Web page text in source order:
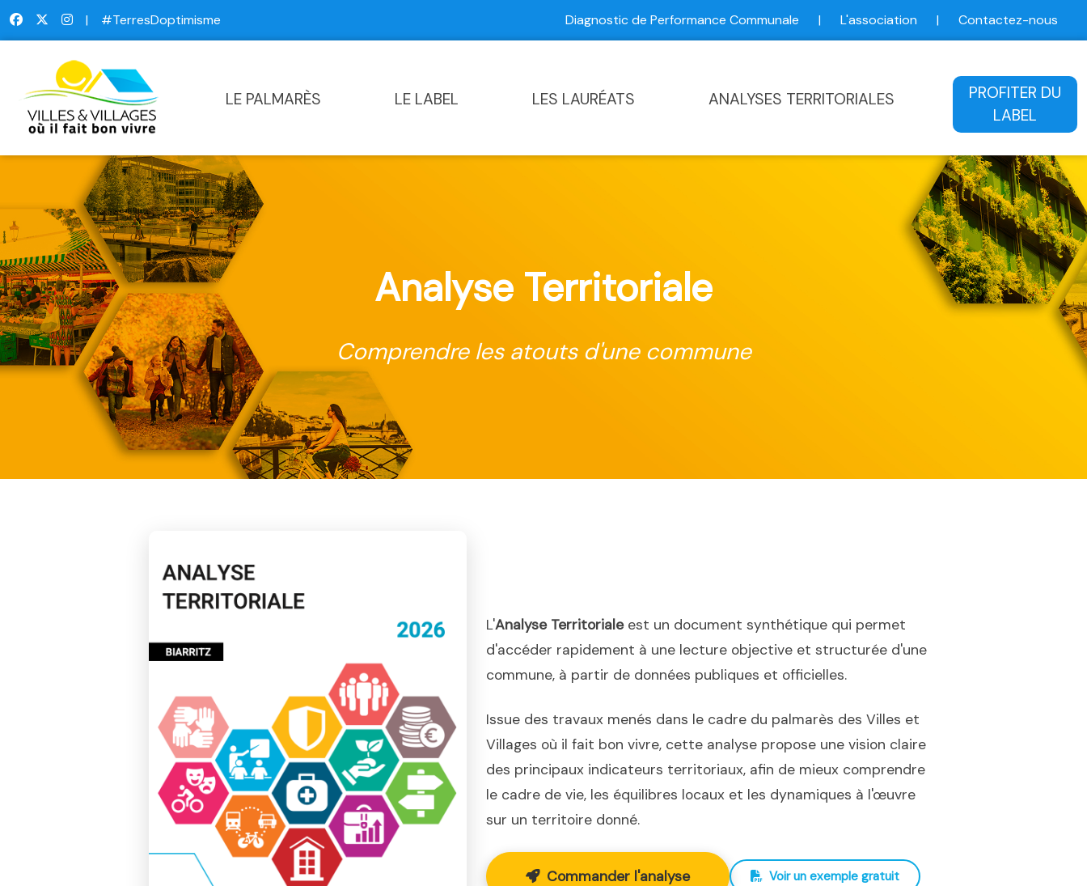
| #TerresDoptimisme Diagnostic de Performance Communale | L'association | Contactez-nous
LE PALMARÈS LE LABEL LES LAURÉATS ANALYSES TERRITORIALES
PROFITER DU
LABEL
Analyse Territoriale
Comprendre les atouts d'une commune
L'Analyse Territorialeest un document synthétique qui permet
d'accéder rapidement à une lecture objective et structurée d'une
commune, à partir de données publiques et officielles.
Issue des travaux menés dans le cadre du palmarès des Villes et
Villages où il fait bon vivre, cette analyse propose une vision claire
des principaux indicateurs territoriaux, afin de mieux comprendre
le cadre de vie, les équilibres locaux et les dynamiques à l'œuvre
sur un territoire donné.
Commander l'analyse Voir un exemple gratuit